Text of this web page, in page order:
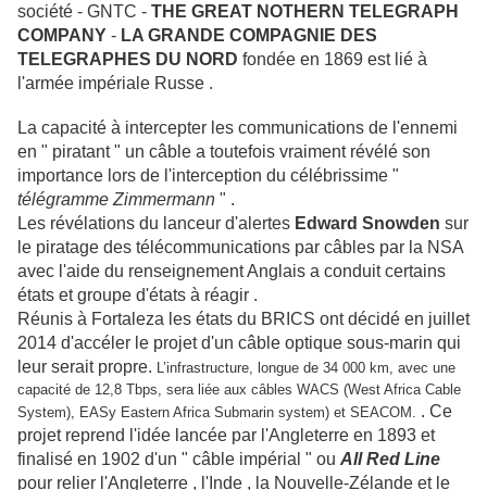
société - GNTC - THE GREAT NOTHERN TELEGRAPH
COMPANY - LA GRANDE COMPAGNIE DES
TELEGRAPHES DU NORD fondée en 1869 est lié à
l'armée impériale Russe .
La capacité à intercepter les communications de l'ennemi
en " piratant " un câble a toutefois vraiment révélé son
importance lors de l'interception du célébrissime "
télégramme Zimmermann " .
Les révélations du lanceur d'alertes Edward Snowden sur
le piratage des télécommunications par câbles par la NSA
avec l'aide du renseignement Anglais a conduit certains
états et groupe d'états à réagir .
Réunis à Fortaleza les états du BRICS ont décidé en juillet
2014 d'accéler le projet d'un câble optique sous-marin qui
leur serait propre. L’infrastructure, longue de 34 000 km, avec une
capacité de 12,8 Tbps, sera liée aux câbles WACS (West Africa Cable
System), EASy Eastern Africa Submarin system) et SEACOM.
. Ce
projet reprend l'idée lancée par l'Angleterre en 1893 et
finalisé en 1902 d'un " câble impérial " ou All Red Line
pour relier l'Angleterre , l'Inde , la Nouvelle-Zélande et le